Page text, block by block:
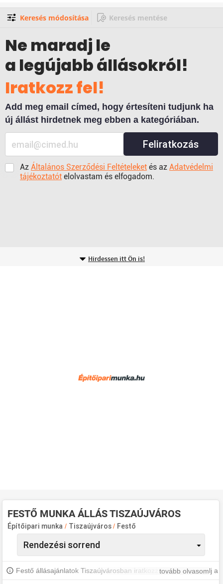
Keresés módosítása Keresés mentése
Ne maradj le
a legújabb állásokról!
Iratkozz fel!
Add meg email címed, hogy értesíteni tudjunk ha
új állást hirdetnek meg ebben a kategóriában.
Feliratkozás
Az Általános Szerződési Feltételeket és az Adatvédelmi
tájékoztatót elolvastam és elfogadom.
Hirdessen itt Ön is!
FESTŐ MUNKA ÁLLÁS TISZAÚJVÁROS
Építőipari munka / Tiszaújváros/ Festő
Festő állásajánlatok Tiszaújvárosban iratkozz fel, hogy értesülj a
tovább olvasom